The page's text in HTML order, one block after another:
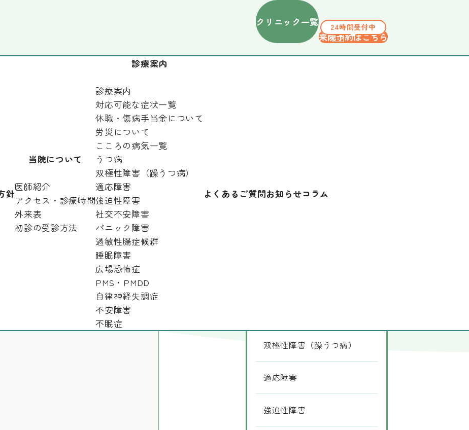
クリニック一覧 24時間受付中
来院予約はこちら
針
当院について
医師紹介
アクセス・診療時間
外来表
初診の受診方法
診療案内
診療案内
対応可能な症状一覧
休職・傷病手当金について
労災について
こころの病気一覧
うつ病
双極性障害（躁うつ病）
適応障害
強迫性障害
社交不安障害
パニック障害
過敏性腸症候群
睡眠障害
広場恐怖症
PMS・PMDD
自律神経失調症
不安障害
不眠症
よくあるご質問お知らせコラム
双極性障害（躁うつ病）
適応障害
強迫性障害